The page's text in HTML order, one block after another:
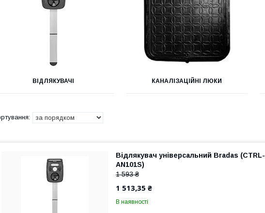
ВІДЛЯКУВАЧІ КАНАЛІЗАЦІЙНІ ЛЮКИ
Відлякувач універсальний Bradas (CTRL-
AN101S)
1 593 ₴
1 513,35 ₴
В наявності